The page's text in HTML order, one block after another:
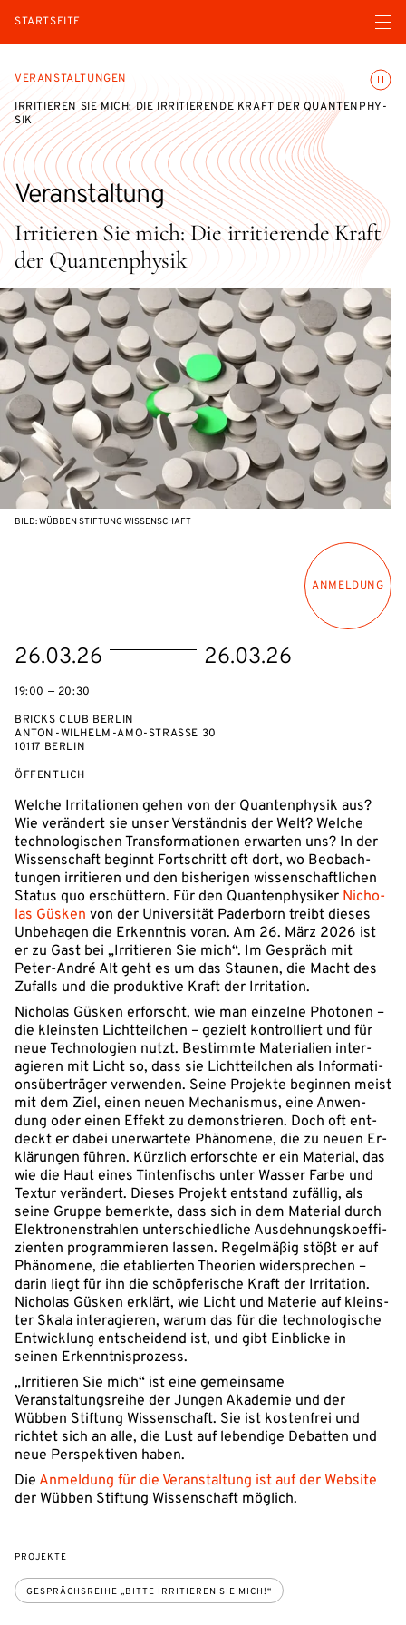
STARTSEITE Menü
VERANSTALTUNGEN
IRRITIEREN SIE MICH: DIE IR­RI­TIE­REN­DE KRAFT DER QUAN­TEN­PHY­
SIK
Irritieren Sie mich: Die ir­ri­tie­ren­de Kraft
der Quan­ten­phy­sik
Veranstaltung
ANMELDUNG
BILD: WÜBBEN STIFTUNG WISSENSCHAFT
eventBeginsOn
26.03.26
eventEndsOn 26.03.26
19:00 — 20:30
BRICKS CLUB BERLIN
ANTON-WILHELM-AMO-STRASSE 30
10117 BERLIN
VERANSTALTUNGSZUGANG:
ÖFFENTLICH
Welche Ir­ri­ta­tio­nen gehen von der Quan­ten­phy­sik aus?
Wie ver­än­dert sie unser Ver­ständ­nis der Welt? Welche
tech­no­lo­gi­schen Trans­for­ma­tio­nen er­war­ten uns? In der
Wis­sen­schaft beginnt Fort­schritt oft dort, wo Be­ob­ach­
tun­gen ir­ri­tie­ren und den bis­he­ri­gen wis­sen­schaft­li­chen
Status quo er­schüt­tern. Für den Quan­ten­phy­si­ker Ni­cho­
las Güsken von der Uni­ver­si­tät Pa­der­born treibt dieses
Un­be­ha­gen die Er­kennt­nis voran. Am 26. März 2026 ist
er zu Gast bei „Ir­ri­tie­ren Sie mich“. Im Ge­spräch mit
Peter-André Alt geht es um das Staunen, die Macht des
Zufalls und die produktive Kraft der Irritation.
Ni­cho­las Güsken er­forscht, wie man ein­zel­ne Pho­to­nen –
die kleins­ten Licht­teil­chen – gezielt kon­trol­liert und für
neue Tech­no­lo­gi­en nutzt. Be­stimm­te Ma­te­ria­li­en in­ter­
agie­ren mit Licht so, dass sie Licht­teil­chen als In­for­ma­ti­
ons­über­trä­ger ver­wen­den. Seine Pro­jek­te be­gin­nen meist
mit dem Ziel, einen neuen Me­cha­nis­mus, eine An­wen­
dung oder einen Effekt zu de­mons­trie­ren. Doch oft ent­
deckt er dabei un­er­war­te­te Phä­no­me­ne, die zu neuen Er­
klä­run­gen führen. Kürz­lich er­forsch­te er ein Ma­te­ri­al, das
wie die Haut eines Tin­ten­fischs unter Wasser Farbe und
Textur ver­än­dert. Dieses Projekt ent­stand zu­fäl­lig, als
seine Gruppe be­merk­te, dass sich in dem Ma­te­ri­al durch
Elek­tro­nen­strah­len un­ter­schied­li­che Aus­deh­nungs­ko­ef­fi­
zi­en­ten pro­gram­mie­ren lassen. Re­gel­mä­ßig stößt er auf
Phä­no­me­ne, die eta­blier­ten Theo­ri­en wi­der­spre­chen –
darin liegt für ihn die schöp­fe­ri­sche Kraft der Ir­ri­ta­ti­on.
Ni­cho­las Güsken erklärt, wie Licht und Materie auf kleins­
ter Skala in­ter­agie­ren, warum das für die tech­no­lo­gi­sche
Ent­wick­lung ent­schei­dend ist, und gibt Ein­bli­cke in
seinen Er­kennt­nis­pro­zess.
„Irritieren Sie mich“ ist eine gemeinsame
Veranstaltungsreihe der Jungen Akademie und der
Wübben Stiftung Wissenschaft. Sie ist kos­ten­frei und
richtet sich an alle, die Lust auf le­ben­di­ge De­bat­ten und
neue Per­spek­ti­ven haben.
Die Anmeldung für die Veranstaltung ist auf der Website
der Wübben Stiftung Wissenschaft möglich.
PROJEKTE
GESPRÄCHSREIHE „BITTE IRRITIEREN SIE MICH!“